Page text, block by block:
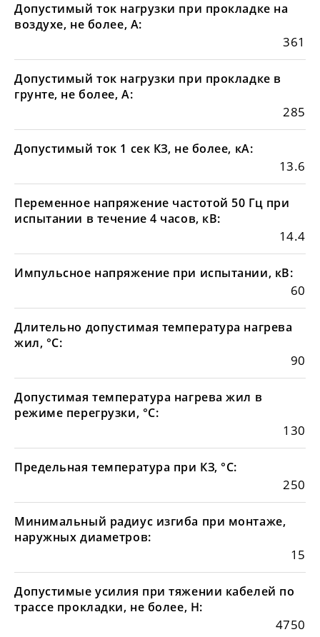
Допустимый ток нагрузки при прокладке на
воздухе, не более, А:
361
Допустимый ток нагрузки при прокладке в
грунте, не более, А:
285
Допустимый ток 1 сек КЗ, не более, кА:
13.6
Переменное напряжение частотой 50 Гц при
испытании в течение 4 часов, кВ:
14.4
Импульсное напряжение при испытании, кВ:
60
Длительно допустимая температура нагрева
жил, °С:
90
Допустимая температура нагрева жил в
режиме перегрузки, °С:
130
Предельная температура при КЗ, °С:
250
Минимальный радиус изгиба при монтаже,
наружных диаметров:
15
Допустимые усилия при тяжении кабелей по
трассе прокладки, не более, Н:
4750